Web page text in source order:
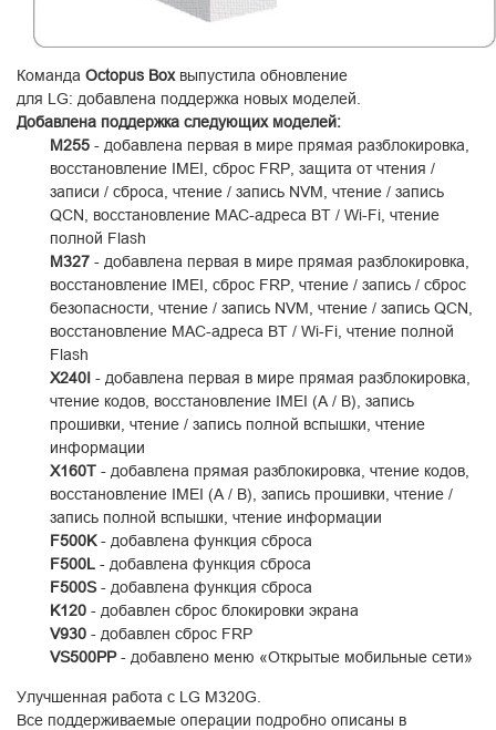
Команда Octopus Boxвыпустила обновление
для LG: добавлена поддержка новых моделей.
Добавлена поддержка следующих моделей:
M255 - добавлена ​​первая в мире прямая разблокировка,
восстановление IMEI, сброс FRP, защита от чтения /
записи / сброса, чтение / запись NVM, чтение / запись
QCN, восстановление MAC-адреса BT / Wi-Fi, чтение
полной Flash
M327 - добавлена ​​первая в мире прямая разблокировка,
восстановление IMEI, сброс FRP, чтение / запись / сброс
безопасности, чтение / запись NVM, чтение / запись QCN,
восстановление MAC-адреса BT / Wi-Fi, чтение полной
Flash
X240I - добавлена ​​первая в мире прямая разблокировка,
чтение кодов, восстановление IMEI (A / B), запись
прошивки, чтение / запись полной вспышки, чтение
информации
X160T - добавлена ​​прямая разблокировка, чтение кодов,
восстановление IMEI (A / B), запись прошивки, чтение /
запись полной вспышки, чтение информации
F500K- добавлена ​​функция сброса
F500L - добавлена ​​функция сброса
F500S - добавлена ​​функция сброса
K120 - добавлен сброс блокировки экрана
V930 - добавлен сброс FRP
VS500PP- добавлено меню «Открытые мобильные сети»
Улучшенная работа с LG M320G.
Все поддерживаемые операции подробно описаны в